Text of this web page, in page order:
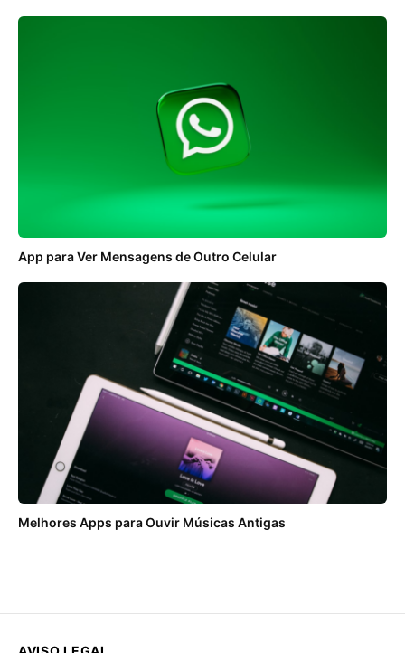
App para Ver Mensagens de Outro Celular
Melhores Apps para Ouvir Músicas Antigas